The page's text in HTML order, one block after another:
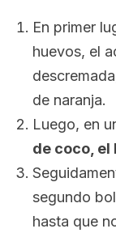
En primer
huevos, el
de naranja.
Luego, en
de coco, el
segundo
hasta que